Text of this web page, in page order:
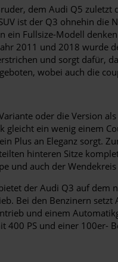
dem Audi Q5 zuletzt
ist der Q3 ohnehin
Fullsize-Modell
2011 und 2018 wurde
und sorgt dafür,
wobei auch die
oder die Version
gleicht ein wenig einem
Plus an Eleganz sorgt.
hinteren Sitze
und auch der
der Audi Q3 auf dem
Bei den Benzinern
und einem
400 PS und einer 100er-